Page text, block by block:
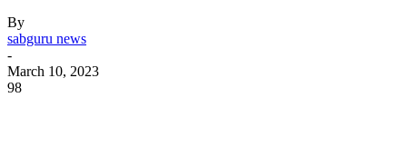
By
sabguru news
-
March 10, 2023
98